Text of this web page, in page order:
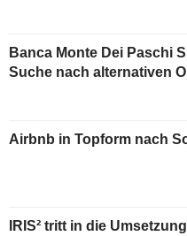
Banca Monte Dei Paschi
Suche nach alternativen
Airbnb in Topform nach
IRIS² tritt in die